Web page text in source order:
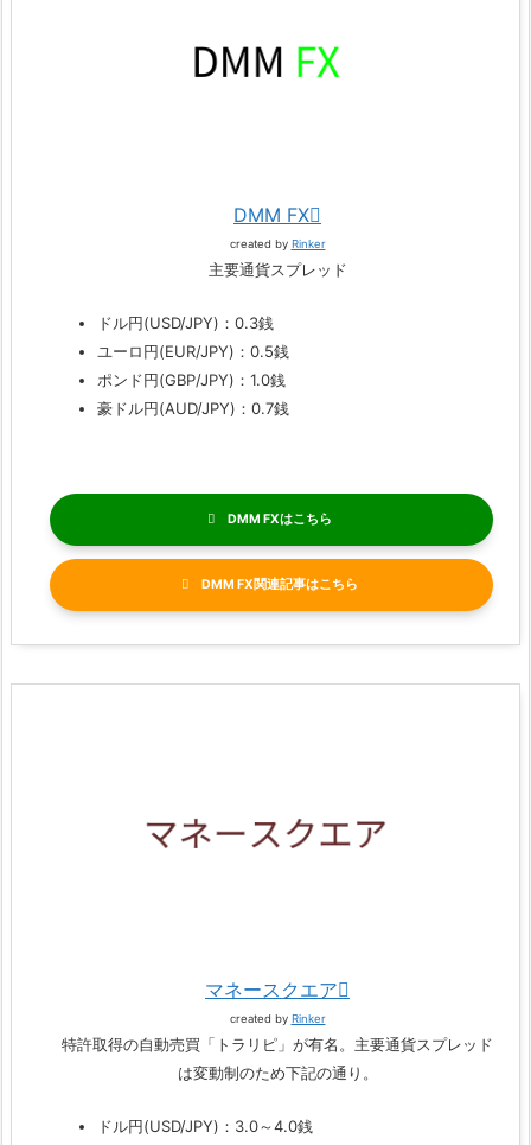
DMM FX
created by Rinker
主要通貨スプレッド
ドル円(USD/JPY)：0.3銭
ユーロ円(EUR/JPY)：0.5銭
ポンド円(GBP/JPY)：1.0銭
豪ドル円(AUD/JPY)：0.7銭
DMM FX
DMM FX関連記事
マネースクエア
created by Rinker
特許取得の自動売買「トラリピ」が有名。主要通貨スプレッド
は変動制のため下記の通り。
ドル円(USD/JPY)：3.0～4.0銭